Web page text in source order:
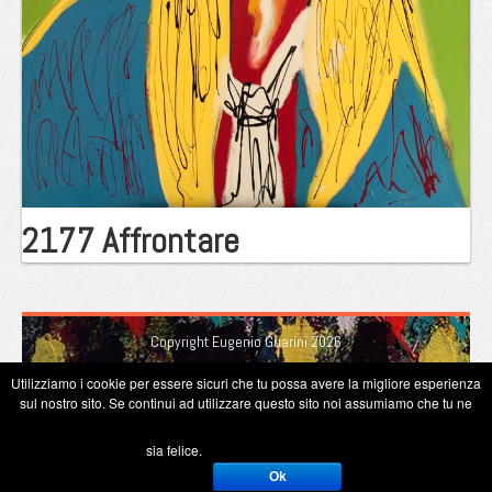
2177 Affrontare
Copyright Eugenio Guarini 2026
Utilizziamo i cookie per essere sicuri che tu possa avere la migliore esperienza
sul nostro sito. Se continui ad utilizzare questo sito noi assumiamo che tu ne
sia felice.
Ok